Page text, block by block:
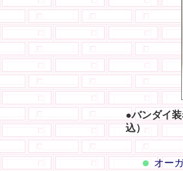
●バンダイ
込）
オー